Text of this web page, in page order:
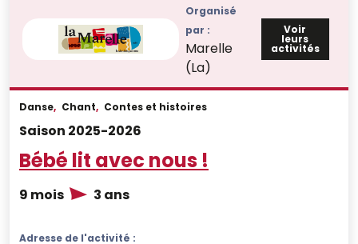
Organisé
par :
Marelle
(La)
Voir
leurs
activités
Danse, Chant, Contes et histoires
Saison 2025-2026
Bébé lit avec nous !
9 mois 3 ans
Adresse de l'activité :